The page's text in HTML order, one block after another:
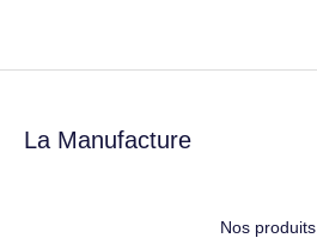
La Manufacture
Nos produits